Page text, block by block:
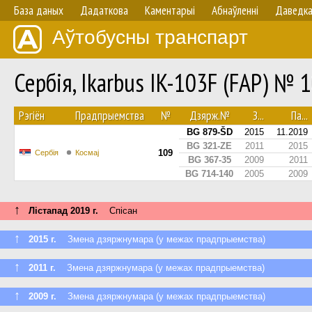
База даных Дадаткова Каментарыі Абнаўленнi Даведка
Аўтобусны транспарт
Сербія, Ikarbus IK-103F (FAP) №
Рэгіён Прадпрыемства № Дзярж.№ З... Па...
Сербія Космај 109
BG 879-ŠD 2015
11.2019
BG 321-ZE
2011
2015
BG 367-35
2009
2011
BG 714-140
2005 2009
↑ Лістапад 2019 г. Спісан
↑ 2015 г. Змена дзяржнумара (у межах прадпрыемства)
↑ 2011 г. Змена дзяржнумара (у межах прадпрыемства)
↑ 2009 г. Змена дзяржнумара (у межах прадпрыемства)